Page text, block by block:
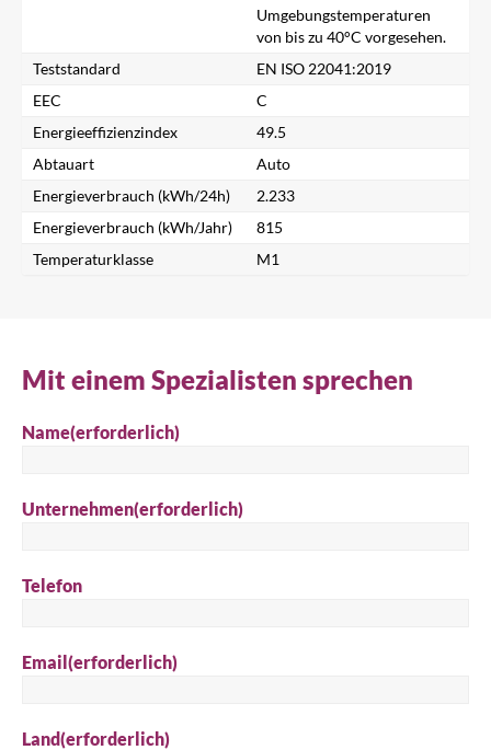
Nach einem Produkt suchen...
Suche
Umgebungstemperaturen
von bis zu 40°C vorgesehen.
Teststandard
EN ISO 22041:2019
EEC
C
Energieeffizienzindex
49.5
Abtauart
Auto
Energieverbrauch (kWh/24h)
2.233
Energieverbrauch (kWh/Jahr)
815
Temperaturklasse
M1
Mit einem Spezialisten sprechen
Name(erforderlich)
Unternehmen(erforderlich)
Telefon
Email(erforderlich)
Land(erforderlich)